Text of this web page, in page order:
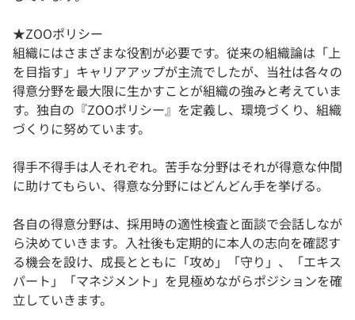
★ZOOポリシー
組織にはさまざまな役割が必要です。従来の組織論は「上
を目指す」キャリアアップが主流でしたが、当社は各々の
得意分野を最大限に生かすことが組織の強みと考えていま
す。独自の『ZOOポリシー』を定義し、環境づくり、組織
づくりに努めています。
得手不得手は人それぞれ。苦手な分野はそれが得意な仲間
に助けてもらい、得意な分野にはどんどん手を挙げる。
各自の得意分野は、採用時の適性検査と面談で会話しなが
ら決めていきます。入社後も定期的に本人の志向を確認す
る機会を設け、成長とともに「攻め」「守り」、「エキス
パート」「マネジメント」を見極めながらポジションを確
立していきます。